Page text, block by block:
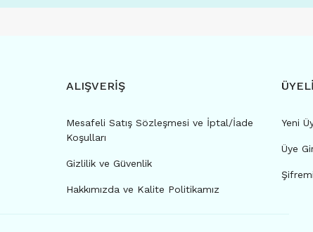
ALIŞVERİŞ
Mesafeli Satış Sözleşmesi ve İptal/İade
Koşulları
Gizlilik ve Güvenlik
Hakkımızda ve Kalite Politikamız
Yeni
Üye